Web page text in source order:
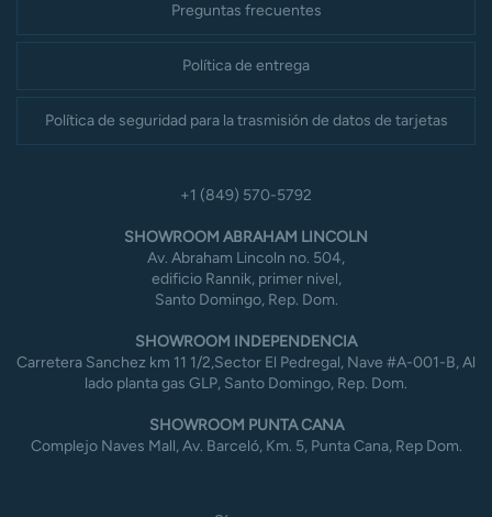
Preguntas frecuentes
Política de entrega
Política de seguridad para la trasmisión de datos de tarjetas
+1 (849) 570-5792
SHOWROOM ABRAHAM LINCOLN
Av. Abraham Lincoln no. 504,
edificio Rannik, primer nivel,
Santo Domingo, Rep. Dom.
SHOWROOM INDEPENDENCIA
Carretera Sanchez km 11 1/2,Sector El Pedregal, Nave #A-001-B, Al
lado planta gas GLP, Santo Domingo, Rep. Dom.
SHOWROOM PUNTA CANA
Complejo Naves Mall, Av. Barceló, Km. 5, Punta Cana, Rep Dom.